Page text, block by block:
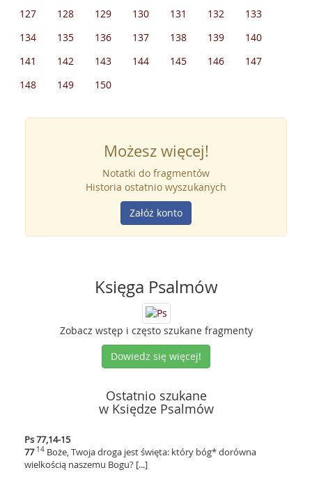
127
128 129 130 131 132
133
134
135 136 137 138 139
140
141
142 143 144 145 146
147
148
149 150
Możesz więcej!
Notatki do fragmentów
Historia ostatnio wyszukanych
Załóż konto
Księga Psalmów
Zobacz wstęp i często szukane fragmenty
Dowiedz się więcej!
Ostatnio szukane
w Księdze Psalmów
Ps 77,14-15
7714 Boże, Twoja droga jest święta: który bóg* dorówna
wielkością naszemu Bogu? [...]